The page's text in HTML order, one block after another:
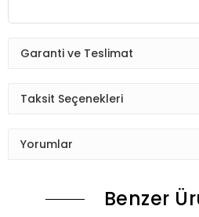
Garanti ve Teslimat
Taksit Seçenekleri
Yorumlar
Benzer